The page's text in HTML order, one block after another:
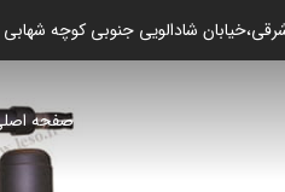
صفحه